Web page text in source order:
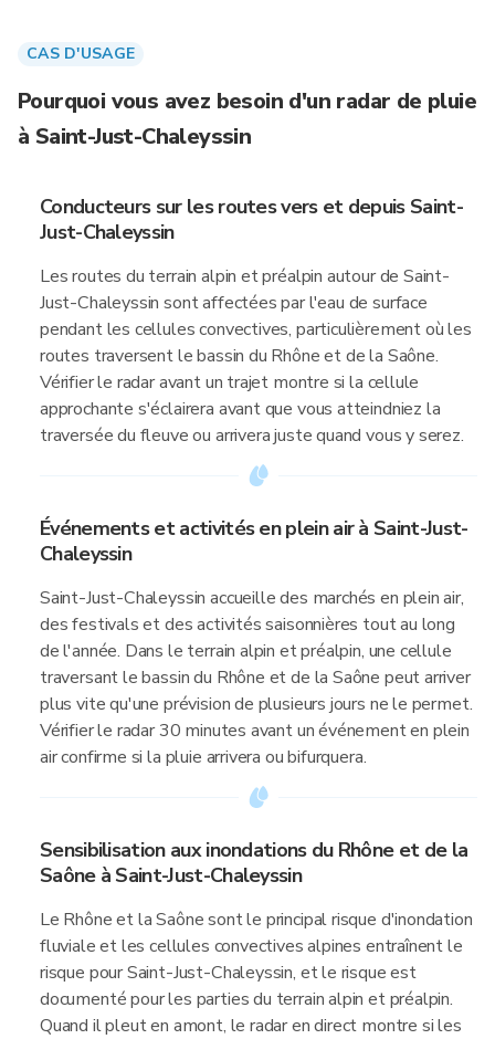
CAS D'USAGE
Pourquoi vous avez besoin d'un radar de pluie
à Saint-Just-Chaleyssin
Conducteurs sur les routes vers et depuis Saint-
Just-Chaleyssin
Les routes du terrain alpin et préalpin autour de Saint-
Just-Chaleyssin sont affectées par l'eau de surface
pendant les cellules convectives, particulièrement où les
routes traversent le bassin du Rhône et de la Saône.
Vérifier le radar avant un trajet montre si la cellule
approchante s'éclairera avant que vous atteindniez la
traversée du fleuve ou arrivera juste quand vous y serez.
Événements et activités en plein air à Saint-Just-
Chaleyssin
Saint-Just-Chaleyssin accueille des marchés en plein air,
des festivals et des activités saisonnières tout au long
de l'année. Dans le terrain alpin et préalpin, une cellule
traversant le bassin du Rhône et de la Saône peut arriver
plus vite qu'une prévision de plusieurs jours ne le permet.
Vérifier le radar 30 minutes avant un événement en plein
air confirme si la pluie arrivera ou bifurquera.
Sensibilisation aux inondations du Rhône et de la
Saône à Saint-Just-Chaleyssin
Le Rhône et la Saône sont le principal risque d'inondation
fluviale et les cellules convectives alpines entraînent le
risque pour Saint-Just-Chaleyssin, et le risque est
documenté pour les parties du terrain alpin et préalpin.
Quand il pleut en amont, le radar en direct montre si les